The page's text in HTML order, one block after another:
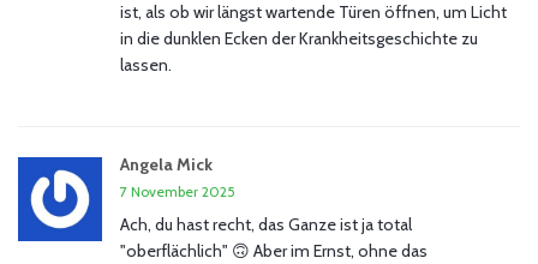
ist, als ob wir längst wartende Türen öffnen, um Licht
in die dunklen Ecken der Krankheitsgeschichte zu
lassen.
Angela Mick
7 November 2025
Ach, du hast recht, das Ganze ist ja total
"oberflächlich" 🙃 Aber im Ernst, ohne das